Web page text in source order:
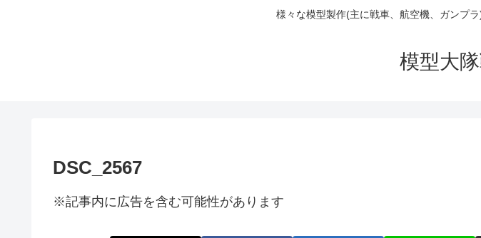
様々な模型製作(主に戦車、航空機、ガンプ
模型大
DSC_2567
※記事内に広告を含む可能性があります